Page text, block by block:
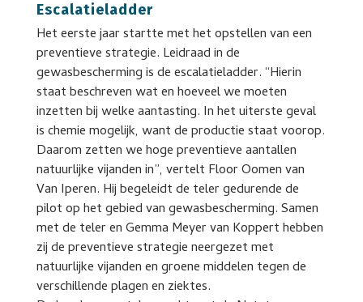
Escalatieladder
Het eerste jaar startte met het opstellen van een
preventieve strategie. Leidraad in de
gewasbescherming is de escalatieladder. “Hierin
staat beschreven wat en hoeveel we moeten
inzetten bij welke aantasting. In het uiterste geval
is chemie mogelijk, want de productie staat voorop.
Daarom zetten we hoge preventieve aantallen
natuurlijke vijanden in”, vertelt Floor Oomen van
Van Iperen. Hij begeleidt de teler gedurende de
pilot op het gebied van gewasbescherming. Samen
met de teler en Gemma Meyer van Koppert hebben
zij de preventieve strategie neergezet met
natuurlijke vijanden en groene middelen tegen de
verschillende plagen en ziektes.